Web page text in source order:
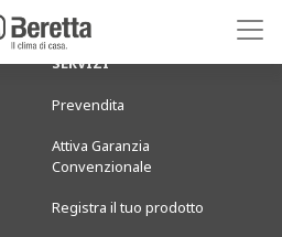
SERVIZI
Prevendita
Attiva Garanzia
Convenzionale
Registra il tuo prodotto